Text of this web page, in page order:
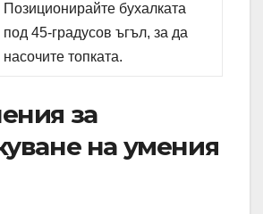
Позиционирайте бухалката
под 45-градусов ъгъл, за да
насочите топката.
за
на умения